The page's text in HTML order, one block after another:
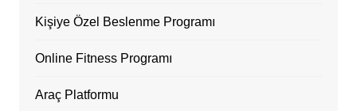
Kişiye Özel Beslenme Programı
Online Fitness Programı
Araç Platformu